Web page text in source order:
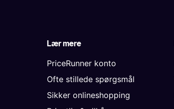
Lær mere
PriceRunner konto
Ofte stillede spørgsmål
Sikker onlineshopping